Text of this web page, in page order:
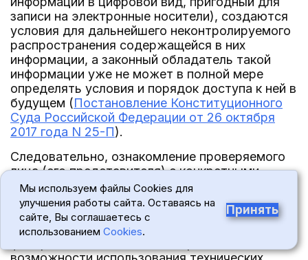
записи на электронные носители), создаются
условия для дальнейшего неконтролируемого
распространения содержащейся в них
информации, а законный обладатель такой
информации уже не может в полной мере
определять условия и порядок доступа к ней в
будущем (Постановление Конституционного
Суда Российской Федерации от 26 октября
2017 года N 25-П).
Следовательно, ознакомление проверяемого
лица (его представителя) с конкретными
материалами (документами) таможенной
проверки, содержащими охраняемую законом
тайну, - в случаях и в порядке, в которых
такое ознакомление допускается
Мы используем файлы Cookies для
улучшения работы сайта. Оставаясь на
сайте, Вы соглашаетесь с
использованием Cookies.
Принять